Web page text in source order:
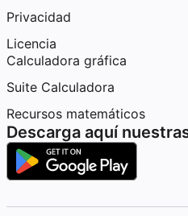
Privacidad
Licencia
Calculadora gráfica
Suite Calculadora
Recursos matemáticos
Descarga aquí